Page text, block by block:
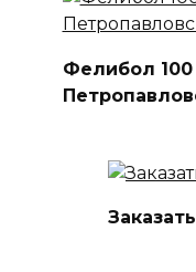
Фелибол 100